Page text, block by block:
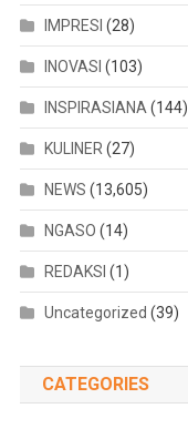
IMPRESI (28)
INOVASI (103)
INSPIRASIANA (144)
KULINER (27)
NEWS (13,605)
NGASO (14)
REDAKSI (1)
Uncategorized (39)
CATEGORIES